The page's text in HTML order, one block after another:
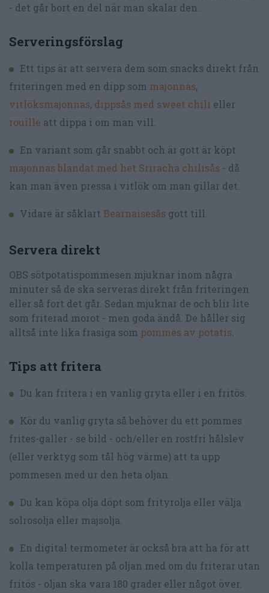
- det går bort en del när man skalar den.
Serveringsförslag
Ett tips är att servera dem som snacks direkt från
friteringen med en dipp som majonnäs,
vitlöksmajonnäs, dippsås med sweet chili eller
rouille att dippa i om man vill.
En variant som går snabbt och är gott är köpt
majonnäs blandat med het Sriracha chilisås - då
kan man även pressa i vitlök om man gillar det.
Vidare är såklart Bearnaisesås gott till.
Servera direkt
OBS sötpotatispommesen mjuknar inom några
minuter så de ska serveras direkt från friteringen
eller så fort det går. Sedan mjuknar de och blir lite
som friterad morot - men goda ändå. De håller sig
alltså inte lika frasiga som pommes av potatis
Tips att fritera
Du kan fritera i en vanlig gryta eller i en fritös.
Kör du vanlig gryta så behöver du ett pommes
frites-galler - se bild - och/eller en rostfri hålslev
(eller verktyg som tål hög värme) att ta upp
pommesen med ur den heta oljan.
Du kan köpa olja döpt som frityrolja eller välja
solrosolja eller majsolja.
En digital termometer är också bra att ha för att
kolla temperaturen på oljan med om du friterar utan
fritös - oljan ska vara 180 grader eller något över.